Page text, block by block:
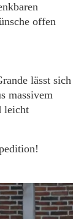
offen
lässt sich
massivem
leicht